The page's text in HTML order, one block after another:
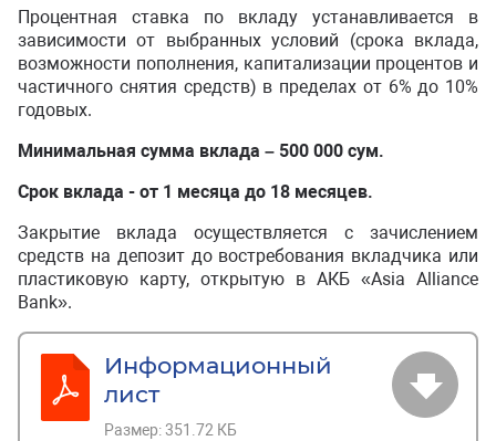
Процентная ставка по вкладу устанавливается в
зависимости от выбранных условий (срока вклада,
возможности пополнения, капитализации процентов и
частичного снятия средств) в пределах от 6% до 10%
годовых.
Минимальная сумма вклада – 500 000 сум.
Срок вклада - от 1 месяца до 18 месяцев.
Закрытие вклада осуществляется с зачислением
средств на депозит до востребования вкладчика или
пластиковую карту, открытую в АКБ «Asia Alliance
Bank».
Информационный
лист
Размер:351.72 КБ